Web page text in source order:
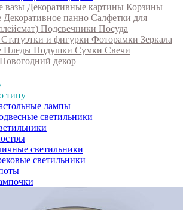
вазы Декоративные картины Корзины
Декоративное панно Салфетки для
Подсвечники Посуда
Статуэтки и фигурки Фоторамки Зеркала
Пледы Подушки Сумки Свечи
Новогодний декор
типу
лампы
светильники
светильники
светильники